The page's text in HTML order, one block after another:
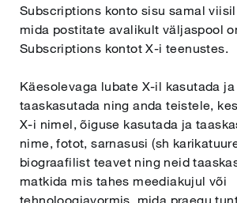
Subscriptions konto sisu samal
mida postitate avalikult väljaspool
Subscriptions kontot X-i teenustes.
Käesolevaga lubate X-il kasutada ja
taaskasutada ning anda teistele,
X-i nimel, õiguse kasutada ja
nime, fotot, sarnasusi (sh
biograafilist teavet ning neid
matkida mis tahes meediakujul või
tehnoloogiavormis, mida praegu